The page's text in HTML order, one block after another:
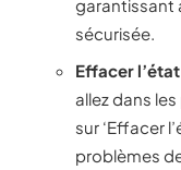
garantissant
sécurisée.
Effacer l’état
allez dans
sur ‘Effacer
problèmes